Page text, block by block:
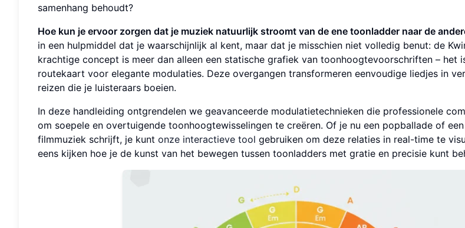
samenhang behoudt?
Hoe kun je ervoor zorgen dat je muziek natuurlijk stroomt van de ene toonladder naar de
in een hulpmiddel dat je waarschijnlijk al kent, maar dat je misschien niet volledig benut: de
krachtige concept is meer dan alleen een statische grafiek van toonhoogtevoorschriften – het
routekaart voor elegante modulaties. Deze overgangen transformeren eenvoudige liedjes in
reizen die je luisteraars boeien.
In deze handleiding ontgrendelen we geavanceerde modulatietechnieken die professionele
om soepele en overtuigende toonhoogtewisselingen te creëren. Of je nu een popballade of
filmmuziek schrijft, je kunt onze interactieve tool gebruiken om deze relaties in real-time te
eens kijken hoe je de kunst van het bewegen tussen toonladders met gratie en precisie kunt